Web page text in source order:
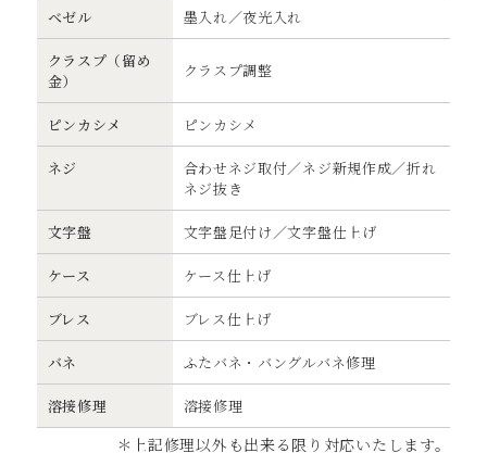
ベゼル 墨⼊れ／夜光⼊れ
クラスプ（留め
⾦）
クラスプ調整
ピンカシメ ピンカシメ
ネジ
合わせネジ取付／ネジ新規作成／折れ
ネジ抜き
⽂字盤 ⽂字盤⾜付け／⽂字盤仕上げ
ケース ケース仕上げ
ブレス ブレス仕上げ
バネ ふたバネ・バングルバネ修理
溶接修理 溶接修理
＊上記修理以外も出来る限り対応いたします。